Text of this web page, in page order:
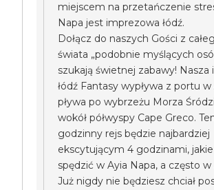
miejscem na przetańczenie
Napa jest imprezowa łódź.
Dołącz do naszych Gości z
świata „podobnie myślących
szukają świetnej zabawy! Nasza
łódź Fantasy wypływa z portu w
pływa po wybrzeżu Morza
wokół półwyspy Cape Greco.
godzinny rejs będzie najbardziej
ekscytującym 4 godzinami,
spędzić w Ayia Napa, a często w
Już nigdy nie będziesz chciał